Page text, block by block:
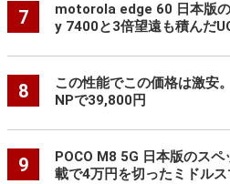
7
motorola edge 60 日本版
y 7400と3倍望遠も積んだ
8
この性能でこの価格は激
NPで39,800円
9
POCO M8 5G 日本版のス
載で4万円を切ったミドル